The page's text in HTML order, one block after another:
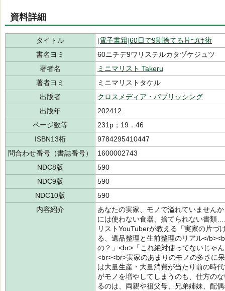
資料詳細
タイトル
[電子書籍]60日で9割捨てる片づけ術
書名ヨミ
60ニチデ9ワリステルカタヅケジュツ
著者名
ミニマリスト Takeru
著者ヨミ
ミニマリストタケル
出版者
クロスメディア・パブリッシング
出版年
202412
ページ数等
231p；19．46
ISBN13桁
9784295410447
問合わせ番号（書誌番号）
1600002743
NDC8版
590
NDC9版
590
NDC10版
590
内容紹介
あなたの実家、モノで溢れていません
には使わない食器、捨てられない書類
リストYouTuberが教える「実家の片づ
る、遺品整理と生前整理のリアル</
の？」<br>「これ絶対使ってないじゃ
<br><br>実家のあまりのモノの多さに
は大量生産・大量消費が当たり前の時
がモノを増やしてしまうのも、仕方の
るのは、両親や祖父母、兄弟姉妹、配